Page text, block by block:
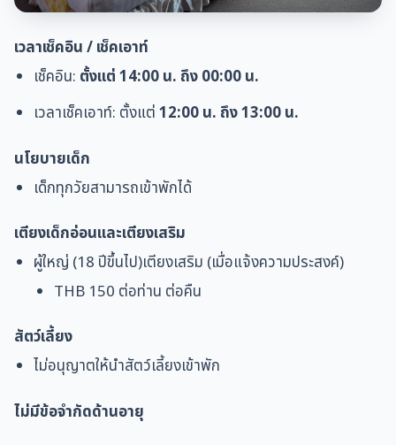
เวลาเช็คอิน / เช็คเอาท์
เช็คอิน: ตั้งแต่ 14:00 น. ถึง 00:00 น.
เวลาเช็คเอาท์: ตั้งแต่12:00 น. ถึง 13:00 น.
นโยบายเด็ก
เด็กทุกวัยสามารถเข้าพักได้
เตียงเด็กอ่อนและเตียงเสริม
ผู้ใหญ่ (18 ปีขึ้นไป)เตียงเสริม (เมื่อแจ้งความประสงค์)
THB 150 ต่อท่าน ต่อคืน
สัตว์เลี้ยง
ไม่อนุญาตให้นำสัตว์เลี้ยงเข้าพัก
ไม่มีข้อจำกัดด้านอายุ